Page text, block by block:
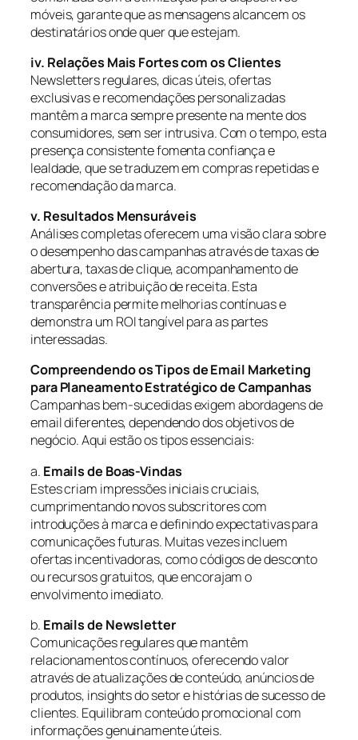
móveis, garante que as mensagens alcancem os
destinatários onde quer que estejam.
iv. Relações Mais Fortes com os Clientes
Newsletters regulares, dicas úteis, ofertas
exclusivas e recomendações personalizadas
mantêm a marca sempre presente na mente dos
consumidores, sem ser intrusiva. Com o tempo, esta
presença consistente fomenta confiança e
lealdade, que se traduzem em compras repetidas e
recomendação da marca.
v. Resultados Mensuráveis
Análises completas oferecem uma visão clara sobre
o desempenho das campanhas através de taxas de
abertura, taxas de clique, acompanhamento de
conversões e atribuição de receita. Esta
transparência permite melhorias contínuas e
demonstra um ROI tangível para as partes
interessadas.
Compreendendo os Tipos de Email Marketing
para Planeamento Estratégico de Campanhas
Campanhas bem-sucedidas exigem abordagens de
email diferentes, dependendo dos objetivos de
negócio. Aqui estão os tipos essenciais:
a. Emails de Boas-Vindas
Estes criam impressões iniciais cruciais,
cumprimentando novos subscritores com
introduções à marca e definindo expectativas para
comunicações futuras. Muitas vezes incluem
ofertas incentivadoras, como códigos de desconto
ou recursos gratuitos, que encorajam o
envolvimento imediato.
b. Emails de Newsletter
Comunicações regulares que mantêm
relacionamentos contínuos, oferecendo valor
através de atualizações de conteúdo, anúncios de
produtos, insights do setor e histórias de sucesso de
clientes. Equilibram conteúdo promocional com
informações genuinamente úteis.